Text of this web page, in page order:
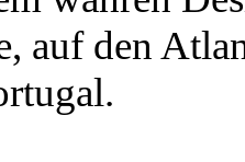
auf den